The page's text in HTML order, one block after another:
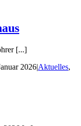
[...]
2026|Aktuelles,